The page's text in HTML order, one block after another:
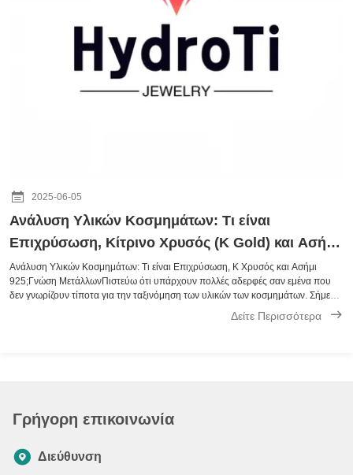
2025-06-05
Ανάλυση Υλικών Κοσμημάτων: Τι είναι
Επιχρύσωση, Κίτρινο Χρυσός (K Gold) και Ασήμι
925;
Ανάλυση Υλικών Κοσμημάτων: Τι είναι Επιχρύσωση, Κ Χρυσός και Ασήμι
925;Γνώση ΜετάλλωνΠιστεύω ότι υπάρχουν πολλές αδερφές σαν εμένα που
δεν γνωρίζουν τίποτα για την ταξινόμηση των υλικών των κοσμημάτων. Σήμερα,
θα ξεκαθαρίσω τα πάντα για τα υλικά κοσμημάτων για εσάς. Όλα είναι
Δείτε Περισσότερα
Γρήγορη επικοινωνία
Διεύθυνση